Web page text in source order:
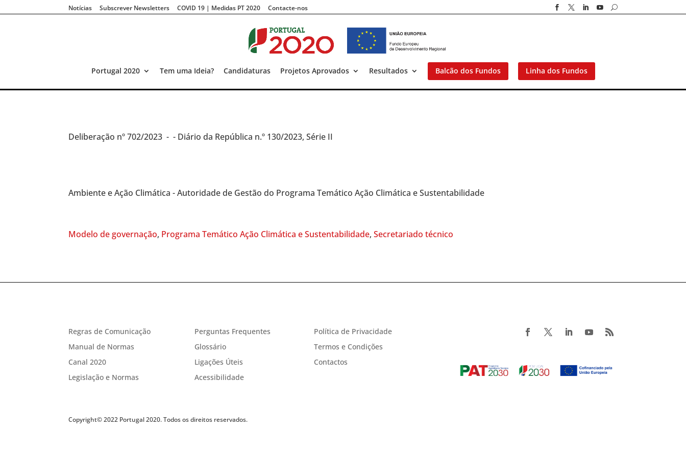
Notícias Subscrever Newsletters COVID 19 | Medidas PT 2020 Contacte-nos     U
Portugal 2020 Tem uma Ideia? Candidaturas Projetos Aprovados Resultados Balcão dos Fundos Linha dos Fundos
Deliberação nº 702/2023 -- Diário da República n.º 130/2023, Série II
Ambiente e Ação Climática - Autoridade de Gestão do Programa Temático Ação Climática e Sustentabilidade
Modelo de governação, Programa Temático Ação Climática e Sustentabilidade,Secretariado técnico
Regras de Comunicação
Manual de Normas
Canal 2020
Legislação e Normas
Perguntas Frequentes
Glossário
Ligações Úteis
Acessibilidade
Política de Privacidade
Termos e Condições
Contactos
Copyright© 2022 Portugal 2020. Todos os direitos reservados.